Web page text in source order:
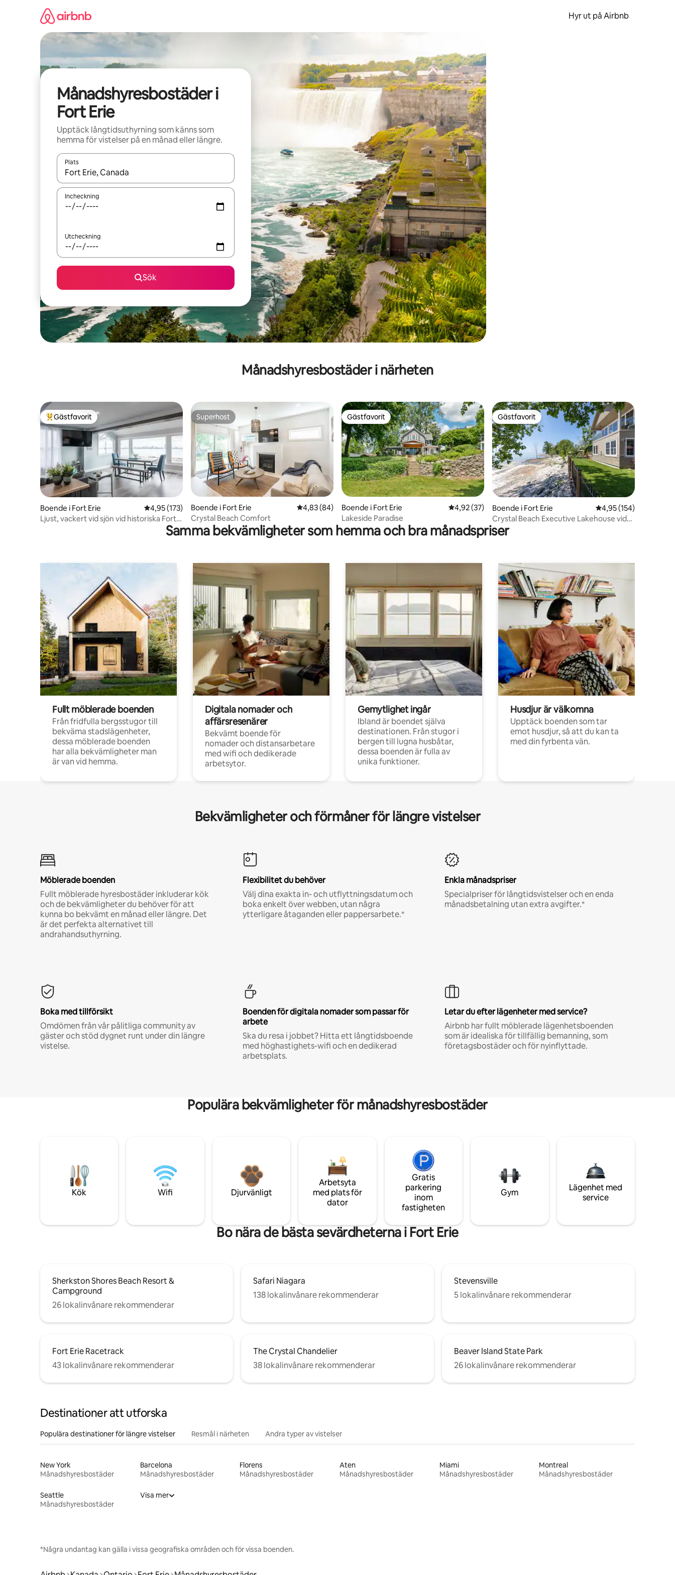
Hyr ut på Airbnb
Månadshyresbostäder i
Fort Erie
Upptäck långtidsuthyrning som känns som
hemma för vistelser på en månad eller längre.
Plats
När resultaten är tillgängliga kan du navigera med upp- och nedåtpilarna eller utforska genom att trycka eller svepa.
Incheckning
Utcheckning
Sök
Månadshyresbostäder i närheten
Populär gästfavorit
Gästfavorit
Boende i Fort Erie 4,95 av 5 i genomsnittligt betyg, 173 omdömen
4,95 (173)
Ljust, vackert vid sjön vid historiska Fort
Superhost
Superhost
Boende i Fort Erie 4,83 av 5 i genomsnittligt betyg, 84 omdömen
4,83 (84)
Crystal Beach Comfort
Gästfavorit
Gästfavorit
Boende i Fort Erie 4,92 av 5 i genomsnittligt betyg, 37 omdömen
4,92 (37)
Lakeside Paradise
Gästfavorit
Gästfavorit
Boende i Fort Erie 4,95 av 5 i
4,95 (154)
Crystal Beach Executive Lakehouse vid
vattnet
Samma bekvämligheter som hemma och bra månadspriser
Fullt möblerade boenden
Från fridfulla bergsstugor till
bekväma stadslägenheter,
dessa möblerade boenden
har alla bekvämligheter man
är van vid hemma.
Digitala nomader och
affärsresenärer
Bekvämt boende för
nomader och distansarbetare
med wifi och dedikerade
arbetsytor.
Gemytlighet ingår
Ibland är boendet själva
destinationen. Från stugor i
bergen till lugna husbåtar,
dessa boenden är fulla av
unika funktioner.
Husdjur är välkomna
Upptäck boenden som tar
emot husdjur, så att du kan ta
med din fyrbenta vän.
Bekvämligheter och förmåner för längre vistelser
Möblerade boenden
Fullt möblerade hyresbostäder inkluderar kök
och de bekvämligheter du behöver för att
kunna bo bekvämt en månad eller längre. Det
är det perfekta alternativet till
andrahandsuthyrning.
Flexibilitet du behöver
Välj dina exakta in- och utflyttningsdatum och
boka enkelt över webben, utan några
ytterligare åtaganden eller pappersarbete.*
Enkla månadspriser
Specialpriser för långtidsvistelser och en enda
månadsbetalning utan extra avgifter.*
Boka med tillförsikt
Omdömen från vår pålitliga community av
gäster och stöd dygnet runt under din längre
vistelse.
Boenden för digitala nomader som passar för
arbete
Ska du resa i jobbet? Hitta ett långtidsboende
med höghastighets-wifi och en dedikerad
arbetsplats.
Letar du efter lägenheter med service?
Airbnb har fullt möblerade lägenhetsboenden
som är idealiska för tillfällig bemanning, som
företagsbostäder och för nyinflyttade.
Populära bekvämligheter för månadshyresbostäder
Kök Wifi Djurvänligt
Arbetsyta
med plats för
dator
Gratis
parkering
inom
fastigheten
Gym
Lägenhet med
service
Bo nära de bästa sevärdheterna i Fort Erie
Sherkston Shores Beach Resort &
Campground
26 lokalinvånare rekommenderar
Safari Niagara
138 lokalinvånare rekommenderar
Stevensville
5 lokalinvånare rekommenderar
Fort Erie Racetrack
43 lokalinvånare rekommenderar
The Crystal Chandelier
38 lokalinvånare rekommenderar
Beaver Island State Park
26 lokalinvånare rekommenderar
Destinationer att utforska
Populära destinationer för längre vistelser Resmål i närheten Andra typer av vistelser
New York
Månadshyresbostäder
Barcelona
Månadshyresbostäder
Florens
Månadshyresbostäder
Aten
Månadshyresbostäder
Miami
Månadshyresbostäder
Montreal
Månadshyresbostäder
Seattle
Månadshyresbostäder
Visa mer
*Några undantag kan gälla i vissa geografiska områden och för vissa boenden.